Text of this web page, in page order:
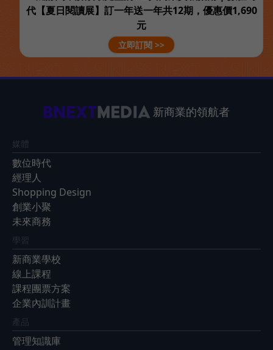
代【夏日閱讀展】訂一年送一年共12期，優惠價1,690
元
立即訂閱 >>
新商業的領航者
媒體
數位時代
經理人
Shopping Design
創業小聚
未來商務
學習
新商業學校
線上課程
課程團票方案
企業內訓計畫
產品
管理知識庫